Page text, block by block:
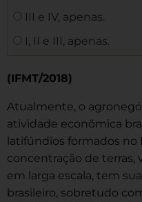
III e IV, apenas.
I, II e III, apenas.
(IFMT/2018)
Atualmente, o
atividade econômica
latifúndios formados no
concentração de terras,
em larga escala, tem
brasileiro, sobretudo